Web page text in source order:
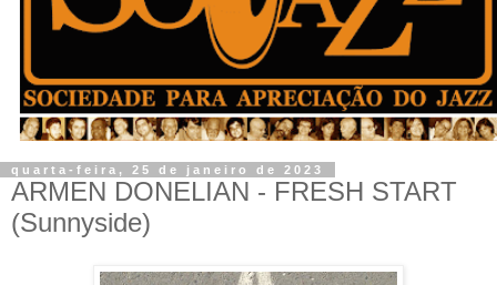
quarta-feira, 25 de janeiro de 2023
ARMEN DONELIAN - FRESH START
(Sunnyside)